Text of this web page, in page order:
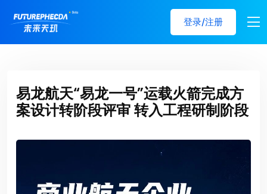
登录/注册
易龙航天“易龙一号”运载火箭完成方
案设计转阶段评审 转入工程研制阶段